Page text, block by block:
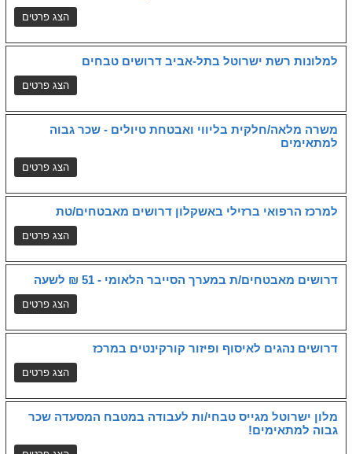
למלונות רשת ישרוטל בתל-אביב דרושים טבחים
משרה מלאה/חלקית בליווי ואבטחת טיולים - שכר גבוה
למתאימים
למרכז הרפואי ברזילי באשקלון דרושים מאבטחים/טת
דרושים מאבטחים/ת במערך הסייבר הלאומי - 51 ₪ לשעה
דרושים נהגים לאיסוף ופיזור קורקינטים במרכז
מלון ישרוטל מגייס טבחי/ות לעבודה במטבח המסעדה שכר
גבוה למתאימים!